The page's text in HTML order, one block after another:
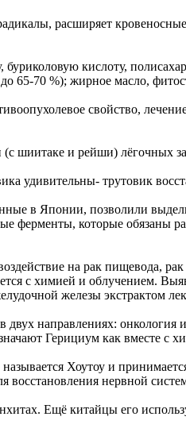
расширяет
буриколовую кислоту,
65-70 %); жирное масло,
свойство,
шиитаке и рейши) лёгочных
удивительны- трутовик
в Японии, позволили
которые обязаны
на рак пищевода,
с химией и облучением.
железы экстрактом
двух направлениях:
Герициум как вместе с
Хоутоу и
восстановления нервной
Ещё китайцы его